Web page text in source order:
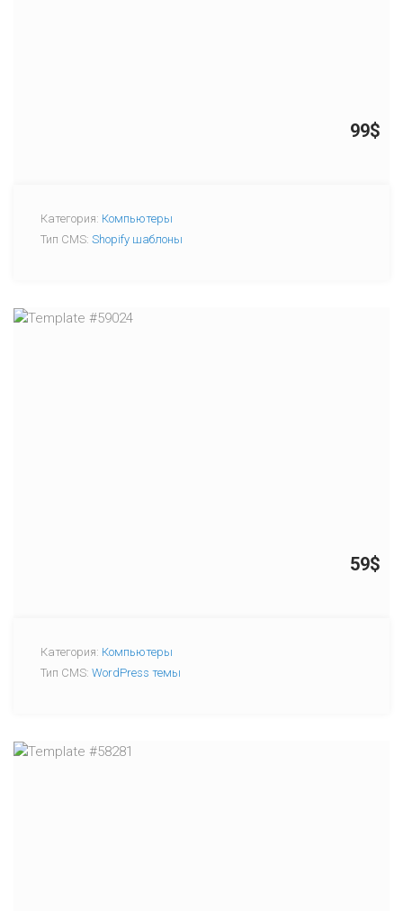
99$
Категория: Компьютеры
Тип CMS: Shopify шаблоны
59$
Категория: Компьютеры
Тип CMS: WordPress темы